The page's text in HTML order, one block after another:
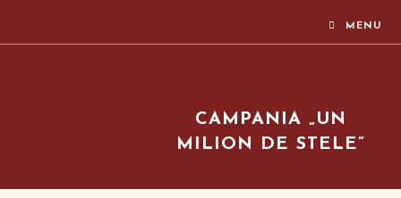
MENU
CAMPANIA „UN
MILION DE STELE”